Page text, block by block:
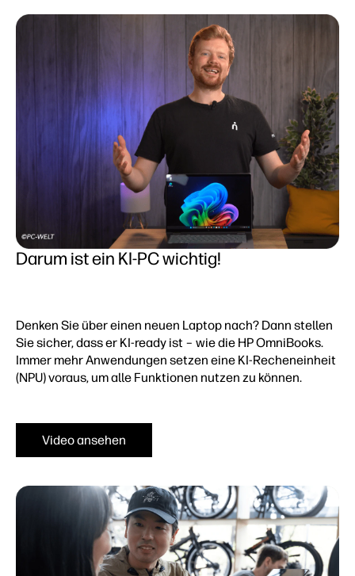
Darum ist ein KI-PC wichtig!
Denken Sie über einen neuen Laptop nach? Dann stellen
Sie sicher, dass er KI-ready ist – wie die HP OmniBooks.
Immer mehr Anwendungen setzen eine KI-Recheneinheit
(NPU) voraus, um alle Funktionen nutzen zu können.
Video ansehen